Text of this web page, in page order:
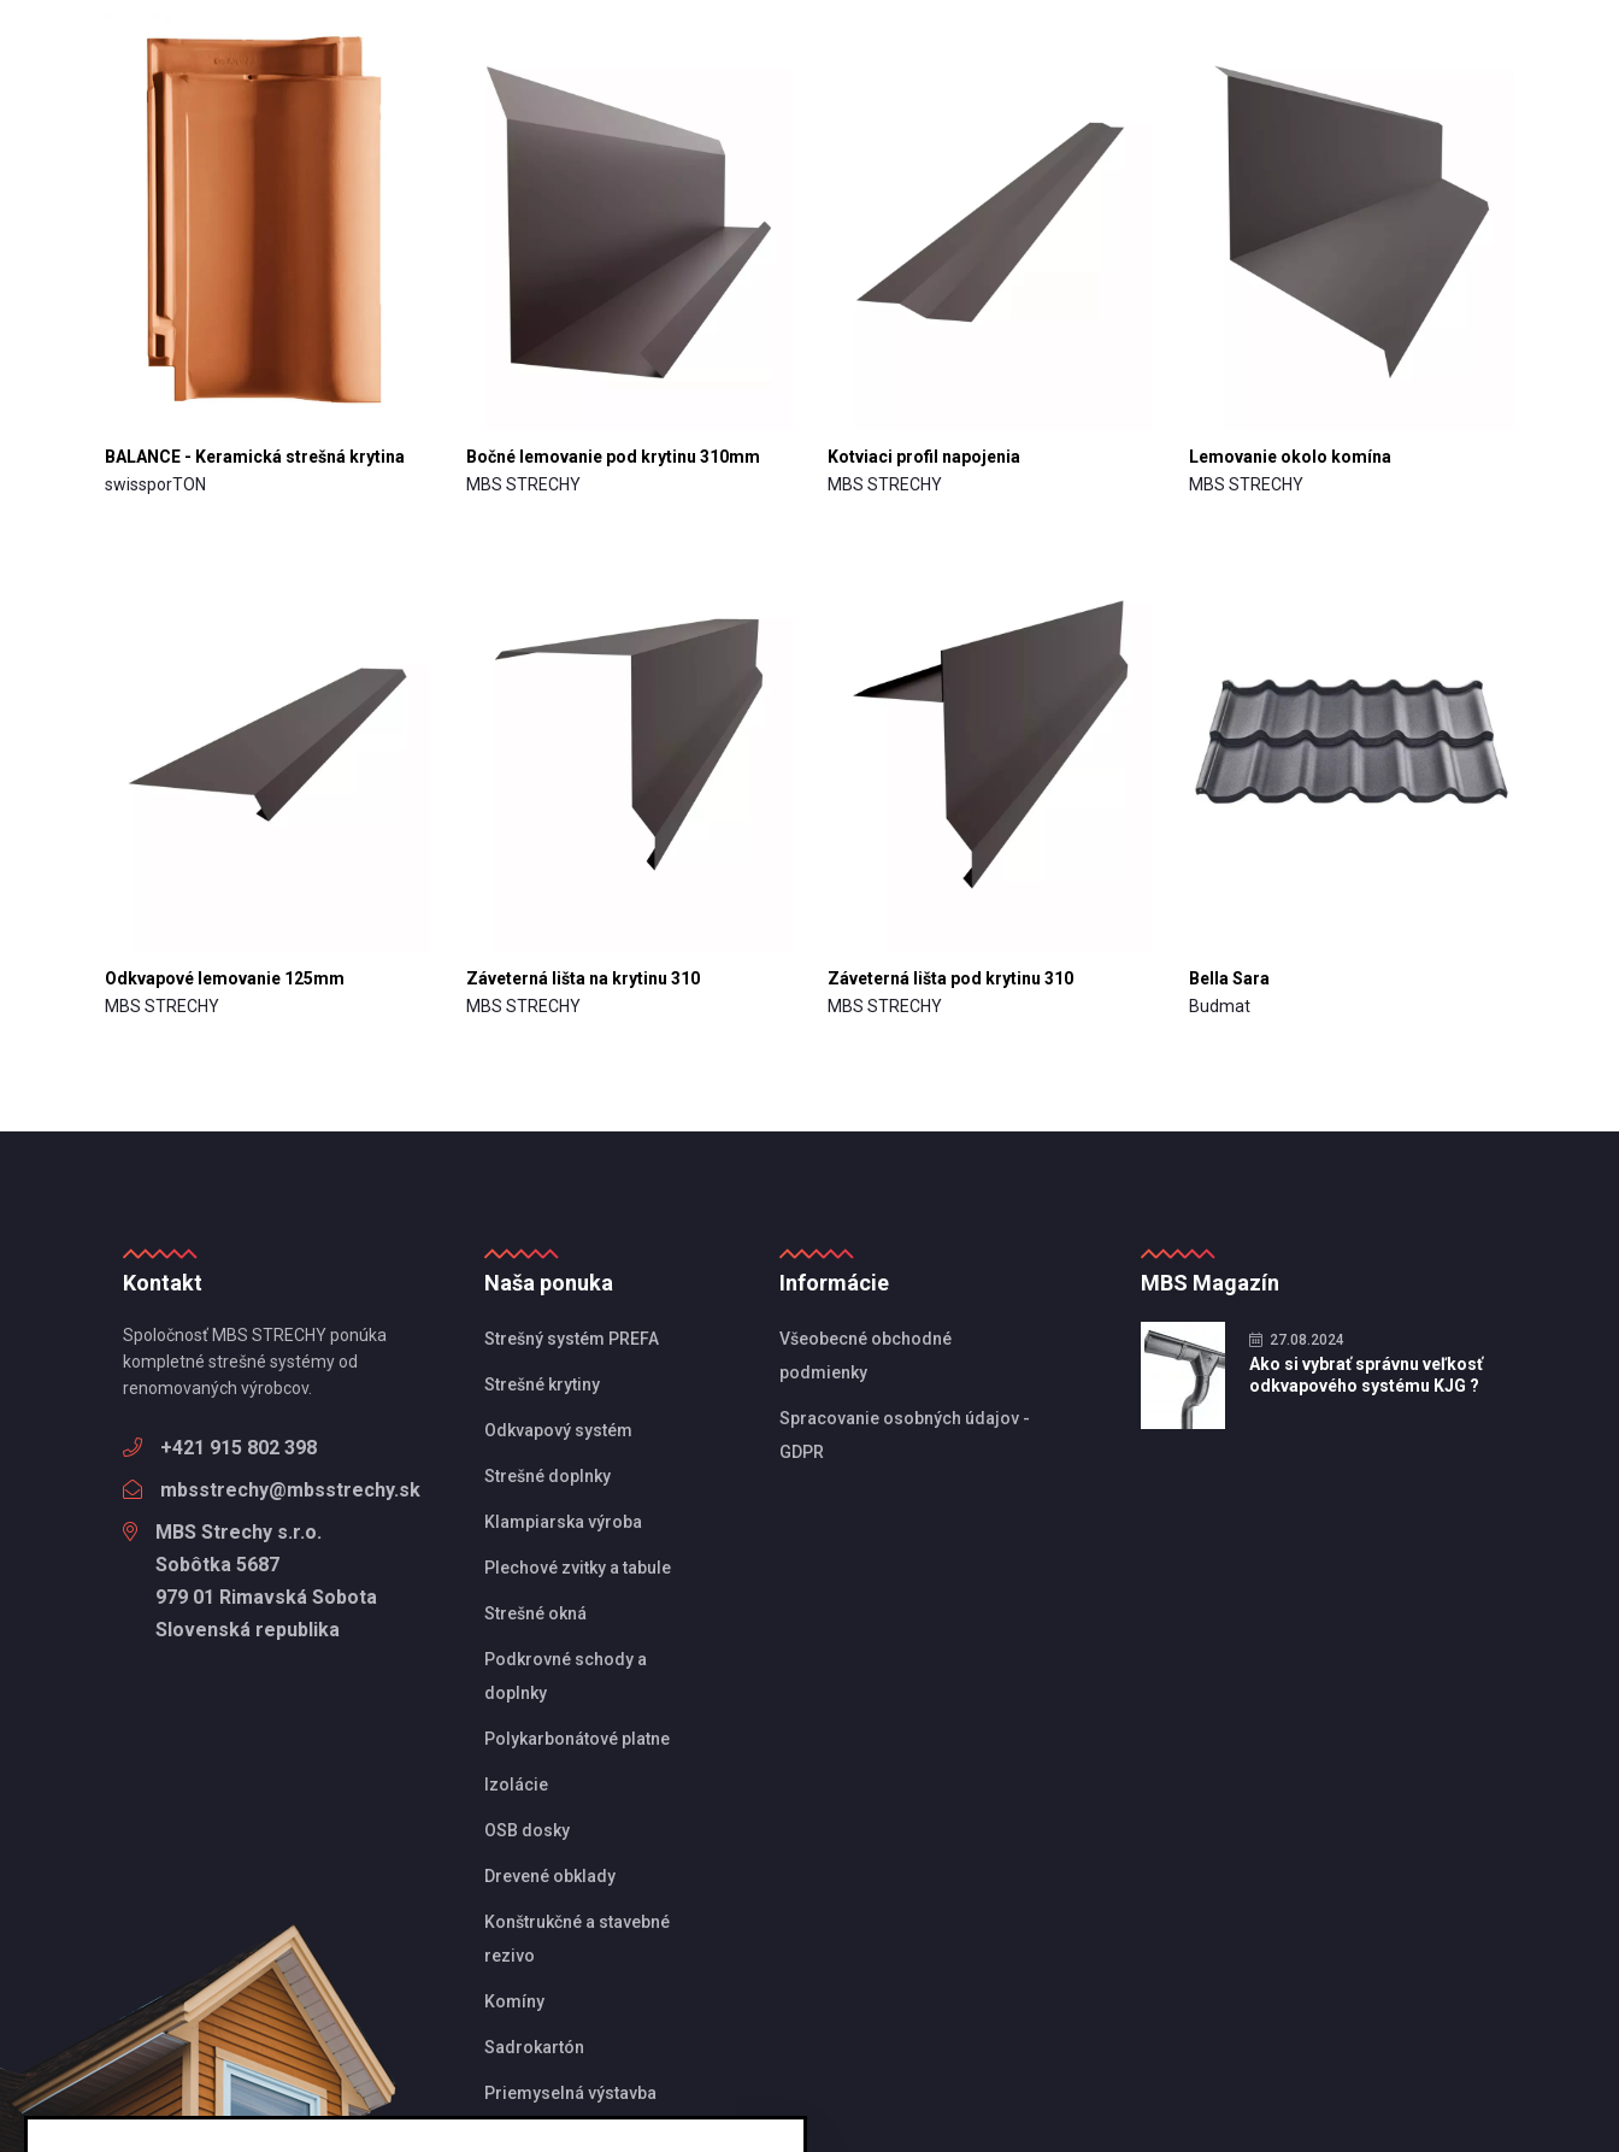
BALANCE - Keramická strešná krytina
swissporTON
Bočné lemovanie pod krytinu 310mm
MBS STRECHY
Kotviaci profil napojenia
MBS STRECHY
Lemovanie okolo komína
MBS STRECHY
Odkvapové lemovanie 125mm
MBS STRECHY
Záveterná lišta na krytinu 310
MBS STRECHY
Záveterná lišta pod krytinu 310
MBS STRECHY
Bella Sara
Budmat
Kontakt
Spoločnosť MBS STRECHY ponúka
kompletné strešné systémy od
renomovaných výrobcov.
+421 915 802 398
mbsstrechy@mbsstrechy.sk
MBS Strechy s.r.o.
Sobôtka 5687
979 01 Rimavská Sobota
Slovenská republika
Naša ponuka
Strešný systém PREFA
Strešné krytiny
Odkvapový systém
Strešné doplnky
Klampiarska výroba
Plechové zvitky a tabule
Strešné okná
Podkrovné schody a
doplnky
Polykarbonátové platne
Izolácie
OSB dosky
Drevené obklady
Konštrukčné a stavebné
rezivo
Komíny
Sadrokartón
Priemyselná výstavba
Informácie
Všeobecné obchodné
podmienky
Spracovanie osobných údajov -
GDPR
MBS Magazín
27.08.2024
Ako si vybrať správnu veľkosť
odkvapového systému KJG ?